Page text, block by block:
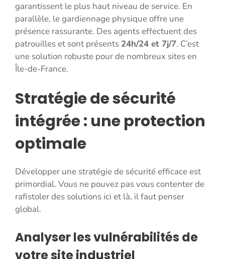
garantissent le plus haut niveau de service. En
parallèle, le gardiennage physique offre une
présence rassurante. Des agents effectuent des
patrouilles et sont présents 24h/24 et 7j/7. C’est
une solution robuste pour de nombreux sites en
Île-de-France.
Stratégie de sécurité
intégrée : une protection
optimale
Développer une stratégie de sécurité efficace est
primordial. Vous ne pouvez pas vous contenter de
rafistoler des solutions ici et là, il faut penser
global.
Analyser les vulnérabilités de
votre site industriel